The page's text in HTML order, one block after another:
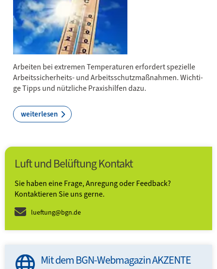
Ar­bei­ten bei ex­tre­men Tem­pe­ra­tu­ren er­for­dert spe­zi­elle
Ar­beits­sich­er­heits- und Ar­beits­schutz­maß­nah­men. Wich­ti­
ge Tipps und nütz­li­che ­Pra­xis­hil­fen da­zu.
weiterlesen
Luft und Belüftung Kontakt
Sie haben eine Frage, Anregung oder Feedback?
Kontaktieren Sie uns gerne.
lueftung@bgn.de
Mit dem BGN-Webmagazin AKZENTE